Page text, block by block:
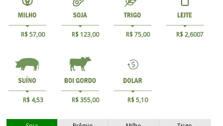
R$ 57,00 R$ 123,00 R$ 75,00 R$ 2,6007
R$ 4,53 R$ 355,00 R$ 5,10